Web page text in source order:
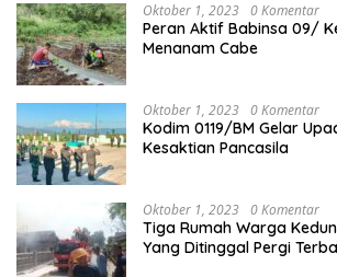
Oktober 1, 2023 0 Komentar
Peran Aktif Babinsa 09/
Menanam Cabe
Oktober 1, 2023 0 Komentar
Kodim 0119/BM Gelar
Kesaktian Pancasila
Oktober 1, 2023 0 Komentar
Tiga Rumah Warga
Yang Ditinggal Pergi